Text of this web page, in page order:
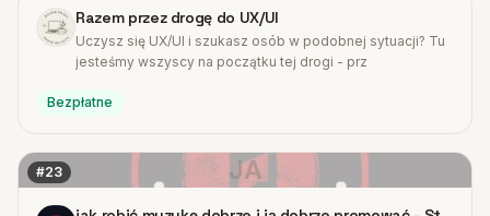
22 Razem przez drogę do UX/UI
Uczysz się UX/UI i szukasz osób w podobnej sytuacji? Tu
jesteśmy wszyscy na początku tej drogi - prz
Bezpłatne
#23 JA